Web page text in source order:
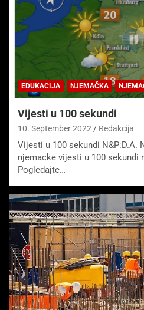
EDUKACIJA NJEMAČKA
Vijesti u 100 sekundi
10. September 2022 Redakcija
Vijesti u 100 sekundi N&P:D.A.
njemacke vijesti u 100 sekundi
Pogledajte…